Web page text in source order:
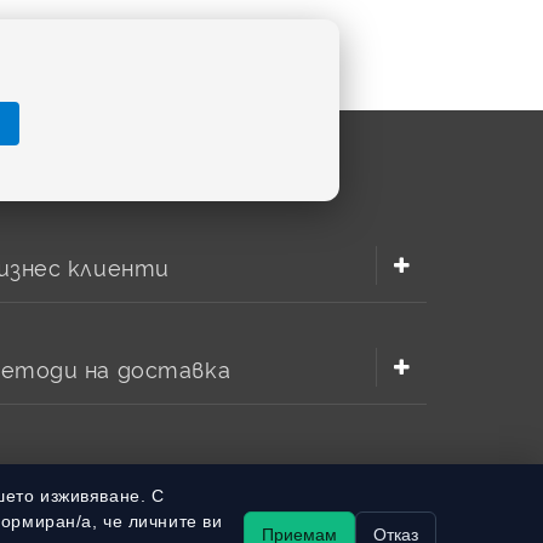
изживяване. С
а, че личните ви
Приемам Отказ
клиенти
на доставка